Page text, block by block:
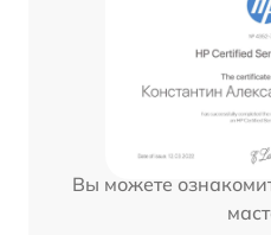
Вы можете